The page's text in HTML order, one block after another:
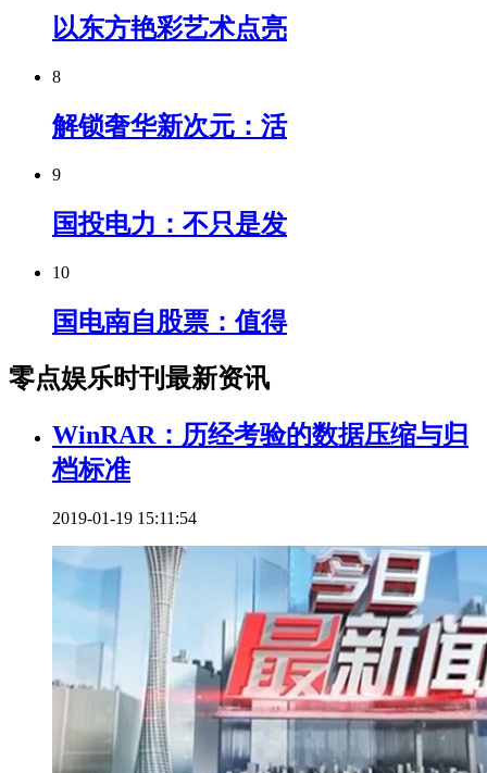
以东方艳彩艺术点亮
8
解锁奢华新次元：活
9
国投电力：不只是发
10
国电南自股票：值得
零点娱乐时刊最新资讯
WinRAR：历经考验的数据压缩与归
档标准
2019-01-19 15:11:54